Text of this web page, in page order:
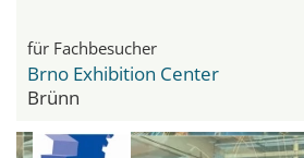
für Fachbesucher
Brno Exhibition Center
Brünn